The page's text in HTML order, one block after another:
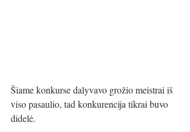
Šiame konkurse dalyvavo grožio meistrai iš
viso pasaulio, tad konkurencija tikrai buvo
didelė.